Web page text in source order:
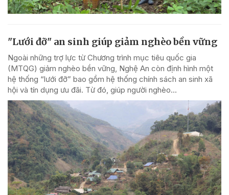
"Lưới đỡ" an sinh giúp giảm nghèo bền vững
Ngoài những trợ lực từ Chương trình mục tiêu quốc gia
(MTQG) giảm nghèo bền vững, Nghệ An còn định hình một
hệ thống “lưới đỡ” bao gồm hệ thống chính sách an sinh xã
hội và tín dụng ưu đãi. Từ đó, giúp người nghèo...